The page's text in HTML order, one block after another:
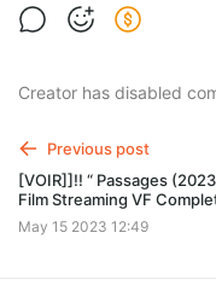
Creator has disabled
Previous post
[VOIR]]!! “ Passages
Film Streaming VF
Voir HD qto
May 15 2023 12:49